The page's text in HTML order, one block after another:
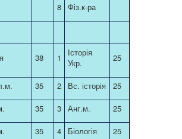
8 Фіз.к-ра
38 1
Історія
Укр.
25
35 2 Вс. історія
25
35 3 Анг.м.
25
35 4 Біологія
25